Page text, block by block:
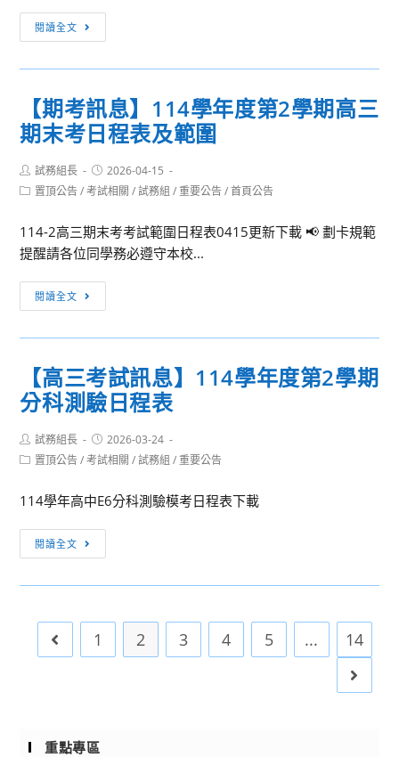
科)
筆
題
及
參
考
答
甄
關
規
定
公
閱讀全文
考
訊
114
學
度
第
學
期
第
期
中
考
日
表
考
範
圍
【期考訊息】114學年度第2學期高三
期末考日程表及範圍
Post
author:
試務組長
Post
published:
2026-04-15
Post置頂公告 / 考試相關 / 試務組 / 重要公告 / 首頁公告
114-2高三期末考考試範圍日程表0415更新下載 📢 劃卡規範
提醒請各位同學務必遵守本校...
閱讀全文
考
訊
114
學
度
第
學
期
期
日
【高三考試訊息】114學年度第2學期
分科測驗日程表
Post
author:
試務組長
Post
published:
2026-03-24
Post置頂公告 / 考試相關 / 試務組 / 重要公告
114學年高中E6分科測驗模考日程表下載
閱讀全文
三
考
訊
Go to the previous page
1 2 3 4 5 ...
14
Go to
重點專區